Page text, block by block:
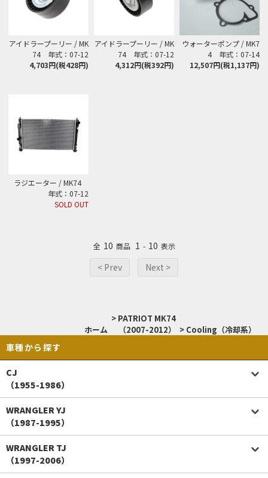
アイドラープーリー / MK
74 年式：07-12
4,703円(税428円)
アイドラープーリー / MK
74 年式：07-12
4,312円(税392円)
ウォーターポンプ / MK7
4 年式：07-14
12,507円(税1,137円)
ラジエーター / MK74
年式：07-12
SOLD OUT
全 10 商品 1 - 10 表示
< Prev Next >
ホーム
> PATRIOT MK74
（2007-2012）
> Cooling（冷却系）
車種から探す
CJ
（1955-1986）
WRANGLER YJ
（1987-1995）
WRANGLER TJ
（1997-2006）